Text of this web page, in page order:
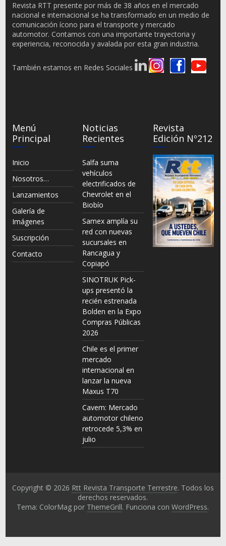
Revista RTT presente por más de 38 años en el mercado
nacional e internacional se ha transformado en un medio de
comunicación ícono para el transporte y mercado
automotor. Contamos con una importante trayectoria y
experiencia, reconocida y avalada por esta gran industria.
También estamos en Redes Sociales
Menú
Principal
Inicio
Nosotros…
Lanzamientos
Galería de
Imágenes
Suscripción
Contacto
Noticias
Recientes
Salfa suma
vehículos
electrificados de
Chevrolet en el
Biobío
Samex amplía su
red con nuevas
sucursales en
Rancagua y
Copiapó
SINOTRUK Pick-
ups presentó la
recién estrenada
Bolden en la Expo
Compras Públicas
2026
Chile es el primer
mercado
internacional en
lanzar la nueva
Maxus T70
Cavem: Mercado
automotor chileno
retrocede 5,3% en
julio
Revista
Edición Nº212
Copyright © 2026 Rtt Revista Transporte Terrestre. Todos los
derechos reservados.
Tema: ColorMag por ThemeGrill. Funciona conWordPress.